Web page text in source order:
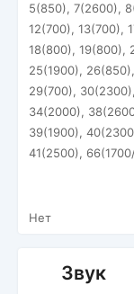
5(850), 7(2600),
12(700), 13(700),
18(800), 19(800),
25(1900),
29(700), 30(2300),
34(2000),
39(1900),
41(2500),
Нет
Звук